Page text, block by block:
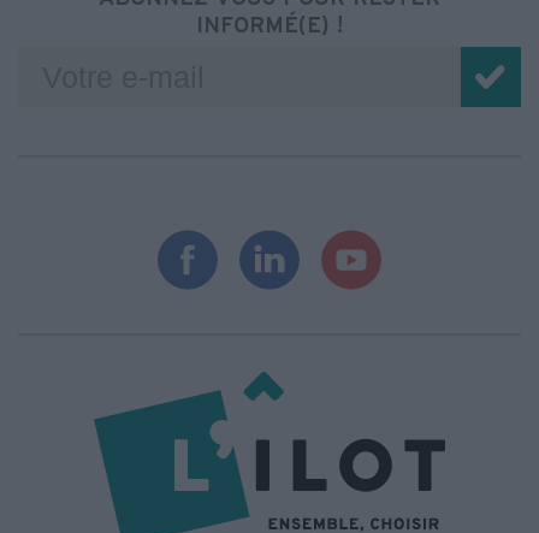
INFORMÉ(E) !